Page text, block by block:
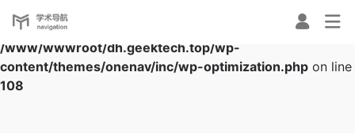
Warning: Array to string conversion in
/www/wwwroot/dh.geektech.top/wp-
content/themes/onenav/inc/wp-optimization.php on line
108